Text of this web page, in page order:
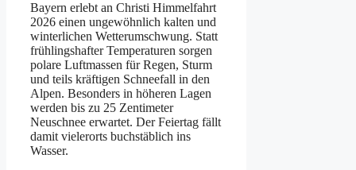
Bayern erlebt an Christi Himmelfahrt
2026 einen ungewöhnlich kalten und
winterlichen Wetterumschwung. Statt
frühlingshafter Temperaturen sorgen
polare Luftmassen für Regen, Sturm
und teils kräftigen Schneefall in den
Alpen. Besonders in höheren Lagen
werden bis zu 25 Zentimeter
Neuschnee erwartet. Der Feiertag fällt
damit vielerorts buchstäblich ins
Wasser.